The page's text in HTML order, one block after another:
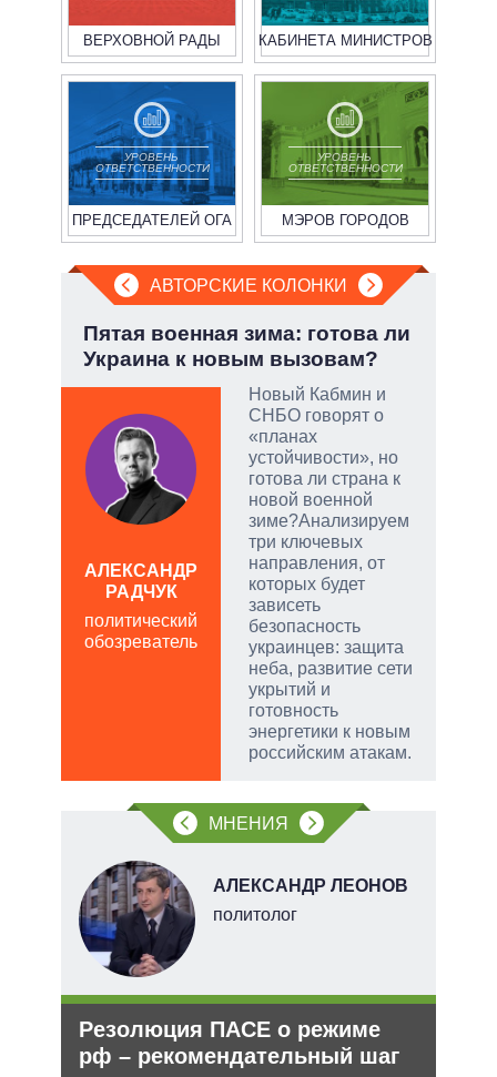
ВЕРХОВНОЙ РАДЫ КАБИНЕТА МИНИСТРОВ
УРОВЕНЬ
ОТВЕТСТВЕННОСТИ
ПРЕДСЕДАТЕЛЕЙ ОГА
УРОВЕНЬ
ОТВЕТСТВЕННОСТИ
МЭРОВ ГОРОДОВ
АВТОРСКИЕ КОЛОНКИ
Пятая военная зима: готова ли
Украина к новым вызовам?
Новый Кабмин и
СНБО говорят о
«планах
устойчивости», но
готова ли страна к
новой военной
зиме?Анализируем
три ключевых
направления, от
которых будет
зависеть
безопасность
украинцев: защита
неба, развитие сети
укрытий и
готовность
энергетики к новым
российским атакам.
АЛЕКСАНДР
РАДЧУК
политический
обозреватель
МНЕНИЯ
АЛЕКСАНДР ЛЕОНОВ
политолог
Резолюция ПАСЕ о режиме
рф – рекомендательный шаг